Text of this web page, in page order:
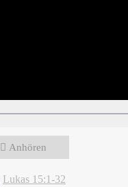
Anhören
Lukas 15:1-32